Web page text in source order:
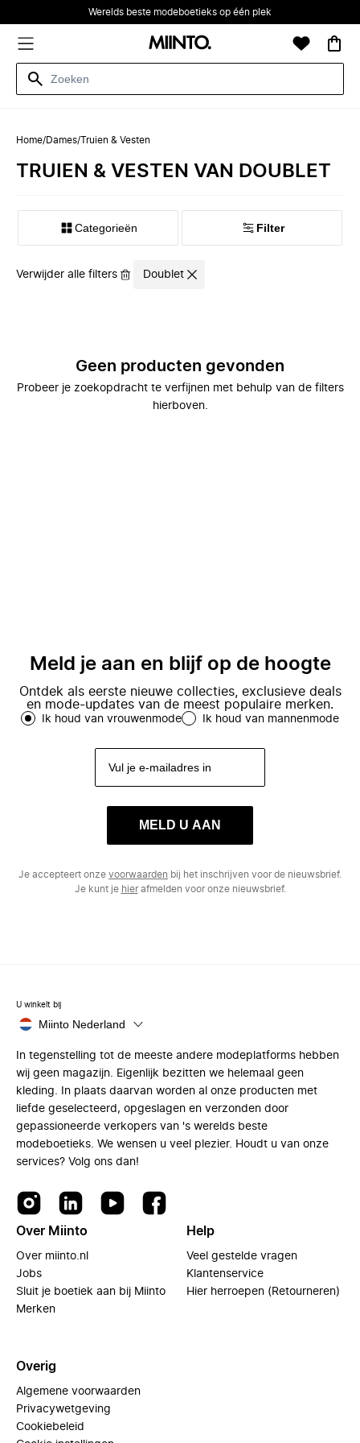
Werelds beste modeboetieks op één plek
Home/Dames/Truien & Vesten
TRUIEN & VESTEN VAN DOUBLET
Categorieën Filter
Verwijder alle filters Doublet
Geen producten gevonden
Probeer je zoekopdracht te verfijnen met behulp van de filters
hierboven.
Meld je aan en blijf op de hoogte
Ontdek als eerste nieuwe collecties, exclusieve deals
en mode-updates van de meest populaire merken.
Ik houd van vrouwenmode Ik houd van mannenmode
MELD U AAN
Je accepteert onze voorwaarden bij het inschrijven voor de nieuwsbrief.
Je kunt je hierafmelden voor onze nieuwsbrief.
U winkelt bij
Miinto Nederland
In tegenstelling tot de meeste andere modeplatforms hebben
wij geen magazijn. Eigenlijk bezitten we helemaal geen
kleding. In plaats daarvan worden al onze producten met
liefde geselecteerd, opgeslagen en verzonden door
gepassioneerde verkopers van 's werelds beste
modeboetieks. We wensen u veel plezier. Houdt u van onze
services? Volg ons dan!
Over Miinto
Over miinto.nl
Jobs
Sluit je boetiek aan bij Miinto
Merken
Help
Veel gestelde vragen
Klantenservice
Hier herroepen (Retourneren)
Overig
Algemene voorwaarden
Privacywetgeving
Cookiebeleid